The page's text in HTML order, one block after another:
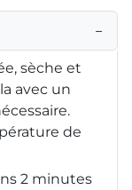
−
sèche et
avec un
de
2 minutes